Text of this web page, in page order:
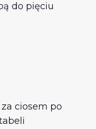
do pięciu
ciosem po